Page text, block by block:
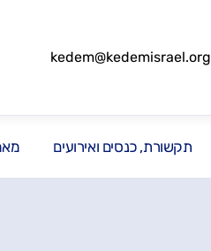
kedem@kedemisrael.org
תקשורת, כנסים ואירועים